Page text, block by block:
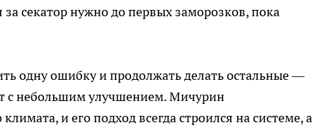
секатор нужно до первых заморозков, пока
одну ошибку и продолжать делать остальные —
с небольшим улучшением. Мичурин
и его подход всегда строился на системе, а